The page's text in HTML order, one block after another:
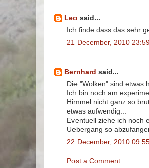
Leo said...
Ich finde dass das sehr
21 December, 2010
Bernhard said...
Die "Wolken" sind etwas
Ich bin noch am
Himmel nicht ganz so
etwas aufwendig...
Eventuell ziehe ich noch
Uebergang so
22 December, 2010
Post a Comment